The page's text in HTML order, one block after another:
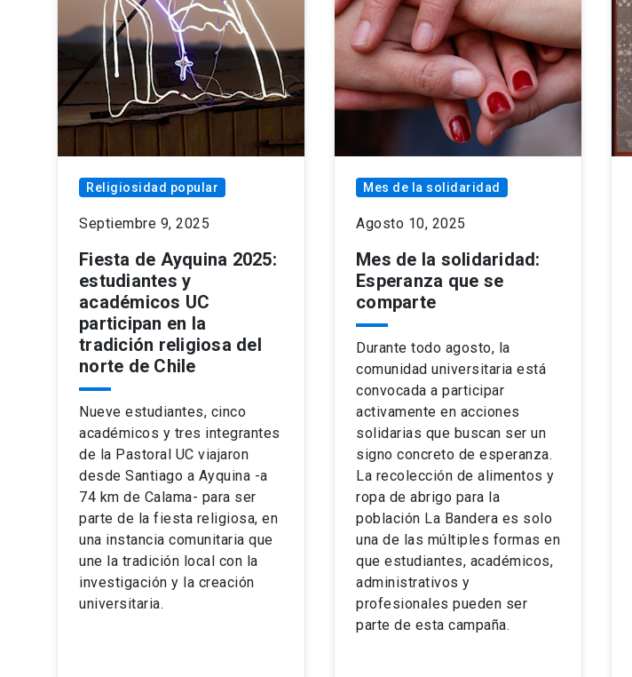
Religiosidad popular
Septiembre 9, 2025
Fiesta de Ayquina 2025:
estudiantes y
académicos UC
participan en la
tradición religiosa del
norte de Chile
Nueve estudiantes, cinco
académicos y tres integrantes
de la Pastoral UC viajaron
desde Santiago a Ayquina -a
74 km de Calama- para ser
parte de la fiesta religiosa, en
una instancia comunitaria que
une la tradición local con la
investigación y la creación
universitaria.
Mes de la solidaridad
Agosto 10, 2025
Mes de la solidaridad:
Esperanza que se
comparte
Durante todo agosto, la
comunidad universitaria está
convocada a participar
activamente en acciones
solidarias que buscan ser un
signo concreto de esperanza.
La recolección de alimentos y
ropa de abrigo para la
población La Bandera es solo
una de las múltiples formas en
que estudiantes, académicos,
administrativos y
profesionales pueden ser
parte de esta campaña.